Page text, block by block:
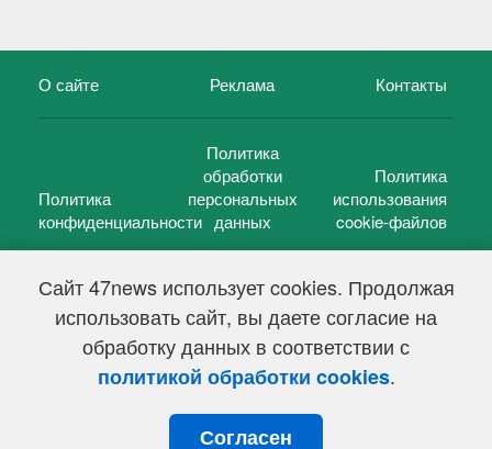
Сайт 47news использует cookies. Продолжая
использовать сайт, вы даете согласие на
обработку данных в соответствии с
политикой обработки cookies.
Согласен
О сайте Реклама Контакты
Политика
конфиденциальности
Политика
обработки
персональных
данных
Политика
использования
cookie-файлов
47 новостей (47 news)2005 — 2026 г.
Свидетельство о регистрации СМИ Эл № ФС 77-39848, выдано
Федеральной службой по надзору в сфере связи,
информационных технологий и массовых коммуникаций